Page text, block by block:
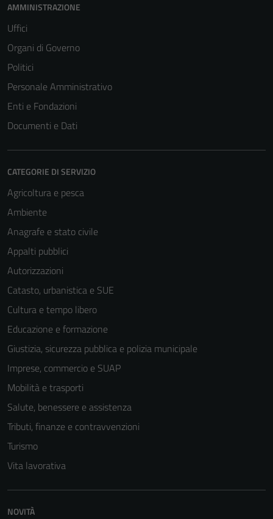
AMMINISTRAZIONE
Uffici
Organi di Governo
Politici
Personale Amministrativo
Enti e Fondazioni
Documenti e Dati
CATEGORIE DI SERVIZIO
Agricoltura e pesca
Ambiente
Anagrafe e stato civile
Appalti pubblici
Autorizzazioni
Catasto, urbanistica e SUE
Cultura e tempo libero
Educazione e formazione
Giustizia, sicurezza pubblica e polizia municipale
Imprese, commercio e SUAP
Mobilità e trasporti
Salute, benessere e assistenza
Tributi, finanze e contravvenzioni
Turismo
Vita lavorativa
NOVITÀ